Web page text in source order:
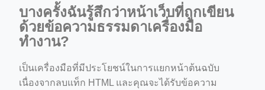
บางครั้งฉันรู้สึกว่าหน้าเว็บที่ถูกเขียน
ด้วยข้อความธรรมดาเครื่องมือ
ทำงาน?
เป็นเครื่องมือที่มีประโยชน์ในการแยกหน้าต้นฉบับ
เนื่องจากลบแท็ก HTML และคุณจะได้รับข้อความ